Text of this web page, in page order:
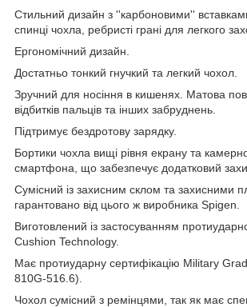
Стильний дизайн з ''карбоновими''
спинці чохла, ребристі грані для легкого
Ергономічний дизайн.
Достатньо тонкий гнучкий та легкий чохол.
Зручний для носіння в кишенях. Матова
відбитків пальців та інших забруднень.
Підтримує бездротову зарядку.
Бортики чохла вищі рівня екрану та
смартфона, що забезпечує додатковий
Сумісний із захисним склом та захисними
гарантовано від цього ж виробника Spigen.
Виготовлений із застосуванням
Cushion Technology.
Має протиударну сертифікацію Military
810G-516.6).
Чохол сумісний з ремінцями, так як має